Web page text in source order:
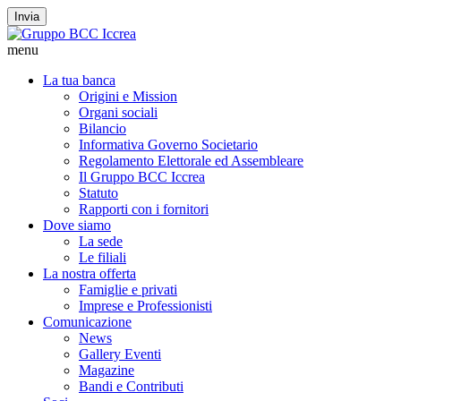
Invia
menu
La tua banca
Origini e Mission
Organi sociali
Bilancio
Informativa Governo Societario
Regolamento Elettorale ed Assembleare
Il Gruppo BCC Iccrea
Statuto
Rapporti con i fornitori
Dove siamo
La sede
Le filiali
La nostra offerta
Famiglie e privati
Imprese e Professionisti
Comunicazione
News
Gallery Eventi
Magazine
Bandi e Contributi